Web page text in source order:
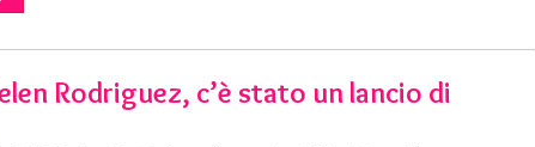
Rodriguez, c’è stato un lancio di